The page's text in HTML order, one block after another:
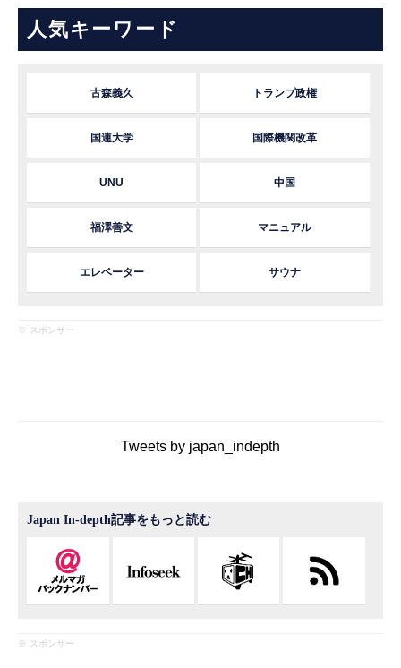
人気キーワード
古森義久 トランプ政権
国連大学 国際機関改革
UNU 中国
福澤善文 マニュアル
エレベーター サウナ
※ スポンサー
Tweets by japan_indepth
Japan In-depth記事をもっと読む
※ スポンサー